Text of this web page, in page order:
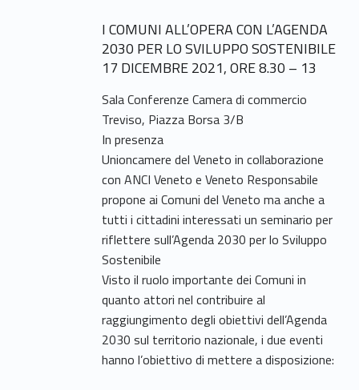
I COMUNI ALL’OPERA CON L’AGENDA
2030 PER LO SVILUPPO SOSTENIBILE
17 DICEMBRE 2021, ORE 8.30 – 13
Sala Conferenze Camera di commercio
Treviso, Piazza Borsa 3/B
In presenza
Unioncamere del Veneto in collaborazione
con ANCI Veneto e Veneto Responsabile
propone ai Comuni del Veneto ma anche a
tutti i cittadini interessati un seminario per
riflettere sull’Agenda 2030 per lo Sviluppo
Sostenibile
Visto il ruolo importante dei Comuni in
quanto attori nel contribuire al
raggiungimento degli obiettivi dell’Agenda
2030 sul territorio nazionale, i due eventi
hanno l’obiettivo di mettere a disposizione: